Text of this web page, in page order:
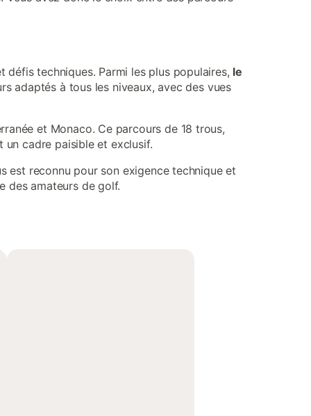
techniques. Parmi les plus populaires, le
adaptés à tous les niveaux, avec des vues
et Monaco. Ce parcours de 18 trous,
un cadre paisible et exclusif.
est reconnu pour son exigence technique et
des amateurs de golf.